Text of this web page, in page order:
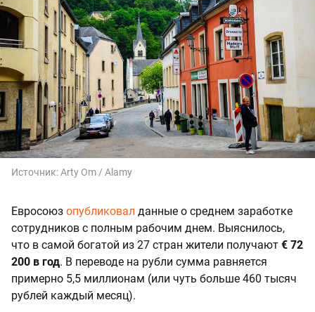
Источник:Arty Om / Alamy
Евросоюз опубликовал данные о среднем заработке
сотрудников с полным рабочим днем. Выяснилось,
что в самой богатой из 27 стран жители получают € 72
200 в год. В переводе на рубли сумма равняется
примерно 5,5 миллионам (или чуть больше 460 тысяч
рублей каждый месяц).